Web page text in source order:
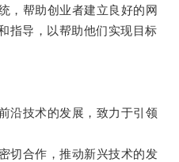
帮助创业者建立良好的网
指导，以帮助他们实现目标
技术的发展，致力于引领
合作，推动新兴技术的发